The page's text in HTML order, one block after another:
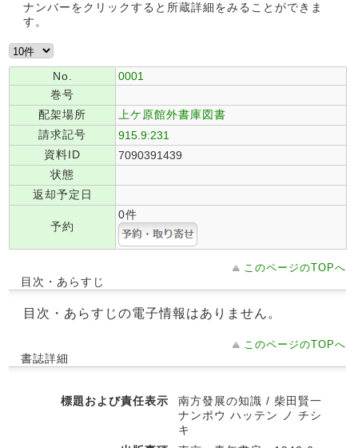
ナンバーをクリックすると所蔵詳細をみることができま
す。
No.
0001
巻号
配架場所
上ケ原館外書庫図書
請求記号
915.9:231
資料ID
7090391439
状態
返却予定日
予約
0件
このページのTOPへ
目次・あらすじ
目次・あらすじの電子情報はありません。
このページのTOPへ
書誌詳細
標題および責任表示
南方發展の知識 / 柴田賢一
ナンポウ ハッテン ノ チシ
キ